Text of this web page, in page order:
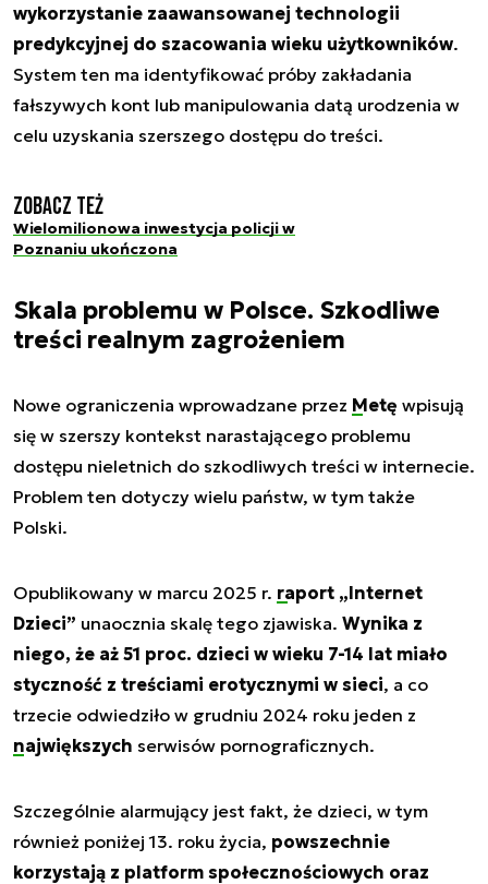
wykorzystanie zaawansowanej technologii
predykcyjnej do szacowania wieku użytkowników.
System ten ma identyfikować próby zakładania
fałszywych kont lub manipulowania datą urodzenia w
celu uzyskania szerszego dostępu do treści.
Zobacz też
Wielomilionowa inwestycja policji w
Poznaniu ukończona
Skala problemu w Polsce. Szkodliwe
treści realnym zagrożeniem
Nowe ograniczenia wprowadzane przez Metę wpisują
się w szerszy kontekst narastającego problemu
dostępu nieletnich do szkodliwych treści w internecie.
Problem ten dotyczy wielu państw, w tym także
Polski.
Opublikowany w marcu 2025 r. raport „Internet
Dzieci” unaocznia skalę tego zjawiska. Wynika z
niego, że aż 51 proc. dzieci w wieku 7-14 lat miało
styczność z treściami erotycznymi w sieci, a co
trzecie odwiedziło w grudniu 2024 roku jeden z
największych serwisów pornograficznych.
Szczególnie alarmujący jest fakt, że dzieci, w tym
również poniżej 13. roku życia, powszechnie
korzystają z platform społecznościowych oraz